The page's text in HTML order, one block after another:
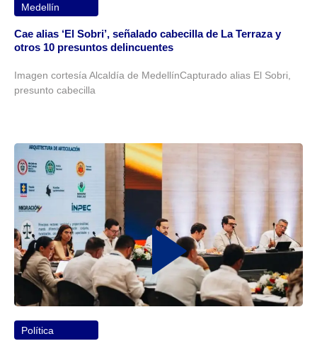
Medellín
Cae alias ‘El Sobri’, señalado cabecilla de La Terraza y
otros 10 presuntos delincuentes
Imagen cortesía Alcaldía de MedellínCapturado alias El Sobri,
presunto cabecilla
Política